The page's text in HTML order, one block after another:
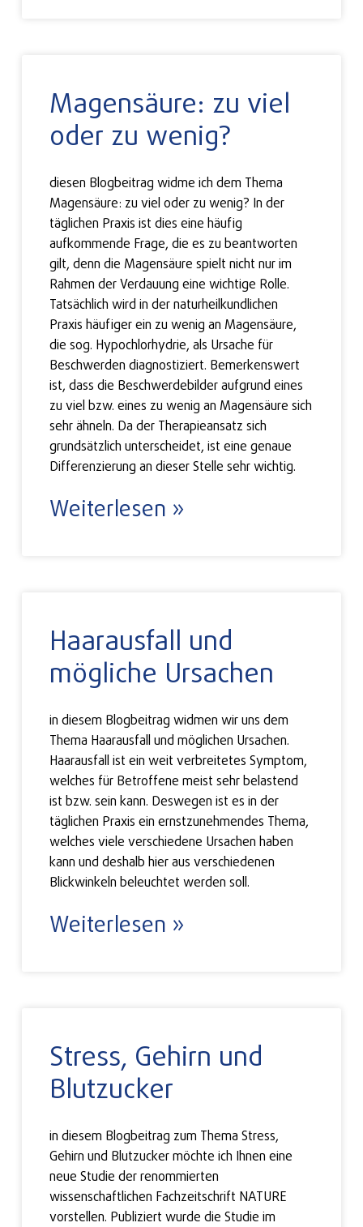
Magensäure: zu viel
oder zu wenig?
diesen Blogbeitrag widme ich dem Thema
Magensäure: zu viel oder zu wenig? In der
täglichen Praxis ist dies eine häufig
aufkommende Frage, die es zu beantworten
gilt, denn die Magensäure spielt nicht nur im
Rahmen der Verdauung eine wichtige Rolle.
Tatsächlich wird in der naturheilkundlichen
Praxis häufiger ein zu wenig an Magensäure,
die sog. Hypochlorhydrie, als Ursache für
Beschwerden diagnostiziert. Bemerkenswert
ist, dass die Beschwerdebilder aufgrund eines
zu viel bzw. eines zu wenig an Magensäure sich
sehr ähneln. Da der Therapieansatz sich
grundsätzlich unterscheidet, ist eine genaue
Differenzierung an dieser Stelle sehr wichtig.
Weiterlesen »
Haarausfall und
mögliche Ursachen
in diesem Blogbeitrag widmen wir uns dem
Thema Haarausfall und möglichen Ursachen.
Haarausfall ist ein weit verbreitetes Symptom,
welches für Betroffene meist sehr belastend
ist bzw. sein kann. Deswegen ist es in der
täglichen Praxis ein ernstzunehmendes Thema,
welches viele verschiedene Ursachen haben
kann und deshalb hier aus verschiedenen
Blickwinkeln beleuchtet werden soll.
Weiterlesen »
Stress, Gehirn und
Blutzucker
in diesem Blogbeitrag zum Thema Stress,
Gehirn und Blutzucker möchte ich Ihnen eine
neue Studie der renommierten
wissenschaftlichen Fachzeitschrift NATURE
vorstellen. Publiziert wurde die Studie im